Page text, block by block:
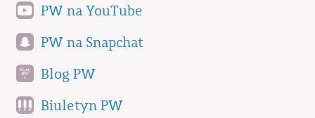
PW na YouTube
PW na Snapchat
Blog PW
Biuletyn PW